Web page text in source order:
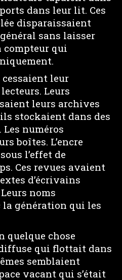
dans leur lit. Ces
disparaissaient
sans laisser
compteur qui
cessaient leur
Leurs
leurs archives
stockaient dans des
numéros
boîtes. L’encre
l’effet de
Ces revues avaient
d’écrivains
noms
génération qui les
quelque chose
qui flottait dans
semblaient
vacant qui s’était